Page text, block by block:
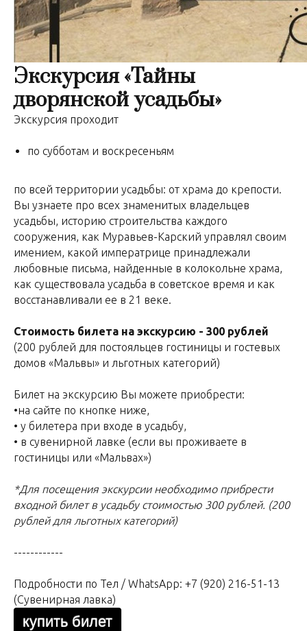
Экскурсия «Тайны
дворянской усадьбы»
Экскурсия проходит
по субботам и воскресеньям
по всей территории усадьбы: от храма до крепости.
Вы узнаете про всех знаменитых владельцев
усадьбы, историю строительства каждого
сооружения, как Муравьев-Карский управлял своим
имением, какой императрице принадлежали
любовные письма, найденные в колокольне храма,
как существовала усадьба в советское время и как
восстанавливали ее в 21 веке.
Стоимость билета на экскурсию - 300 рублей
(200 рублей для постояльцев гостиницы и гостевых
домов «Мальвы» и льготных категорий)
Билет на экскурсию Вы можете приобрести:
•на сайте по кнопке ниже,⁠
•⁠ ⁠⁠у билетера при входе в усадьбу,
•⁠ ⁠⁠в сувенирной лавке (если вы проживаете в
гостиницы или «Мальвах»)
*Для посещения экскурсии необходимо прибрести
входной билет в усадьбу стоимостью 300 рублей. (200
рублей для льготных категорий)
------------
Подробности по Тел / WhatsApp: +7 (920) 216-51-13
(Сувенирная лавка)
купить билет